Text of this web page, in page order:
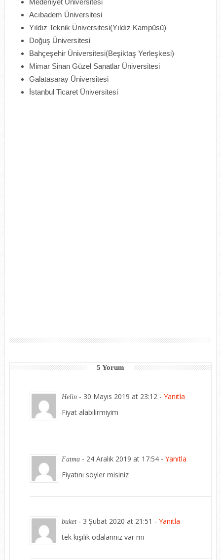
Medeniyet Üniversitesi
Acıbadem Üniversitesi
Yıldız Teknik Üniversitesi(Yıldız Kampüsü)
Doğuş Üniversitesi
Bahçeşehir Üniversitesi(Beşiktaş Yerleşkesi)
Mimar Sinan Güzel Sanatlar Üniversitesi
Galatasaray Üniversitesi
İstanbul Ticaret Üniversitesi
5 Yorum
Helin- 30 Mayıs 2019 at 23:12 - Yanıtla
Fiyat alabilirmiyim
Fatma- 24 Aralık 2019 at 17:54 - Yanıtla
Fiyatını söyler misiniz
buket- 3 Şubat 2020 at 21:51 - Yanıtla
tek kişilik odalarınız var mı